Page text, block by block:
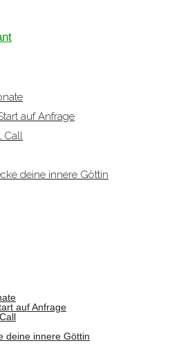
auf Anfrage
Call
deine innere Göttin
auf Anfrage
deine innere Göttin